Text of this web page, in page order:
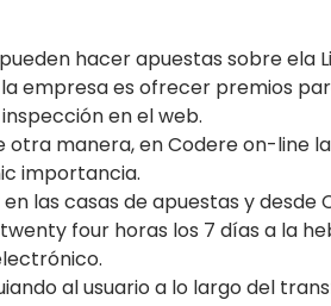
hacer apuestas sobre ela
empresa es ofrecer premios
en el web.
manera, en Codere on-line
importancia.
las casas de apuestas y
four horas los 7 días a la
al usuario a lo largo del